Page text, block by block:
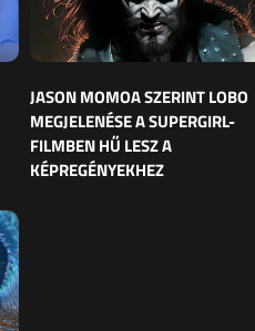
JASON MOMOA SZERINT LOBO
MEGJELENÉSE A SUPERGIRL-
FILMBEN HŰ LESZ A
KÉPREGÉNYEKHEZ